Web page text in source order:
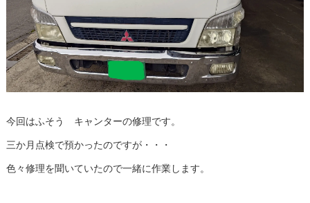
今回はふそう キャンターの修理です。
三か月点検で預かったのですが・・・
色々修理を聞いていたので一緒に作業します。